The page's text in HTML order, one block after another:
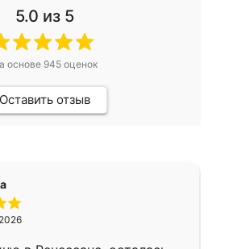
5.0 из 5
основе 945оценок
Оставить отзыв